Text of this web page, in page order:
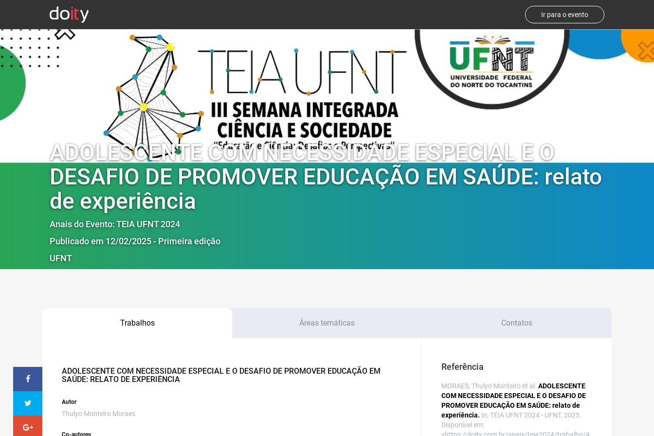
Ir para o evento
ADOLESCENTE COM NECESSIDADE ESPECIAL E O
DESAFIO DE PROMOVER EDUCAÇÃO EM SAÚDE: relato
de experiência
Anais do Evento: TEIA UFNT 2024
Publicado em 12/02/2025 - Primeira edição
UFNT
Trabalhos Áreas temáticas Contatos
ADOLESCENTE COM NECESSIDADE ESPECIAL E O DESAFIO DE PROMOVER EDUCAÇÃO EM
SAÚDE: RELATO DE EXPERIÊNCIA
Autor
Thulyo Monteiro Moraes
Co-autores
Referência
MORAES, Thulyo Monteiro et al. ADOLESCENTE
COM NECESSIDADE ESPECIAL E O DESAFIO DE
PROMOVER EDUCAÇÃO EM SAÚDE: relato de
experiência. In: TEIA UFNT 2024 - UFNT, 2025.
Disponível em: